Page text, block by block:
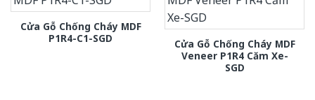
Cửa Gỗ Chống Cháy MDF
P1R4-C1-SGD
Cửa Gỗ Chống Cháy MDF
Veneer P1R4 Căm Xe-
SGD